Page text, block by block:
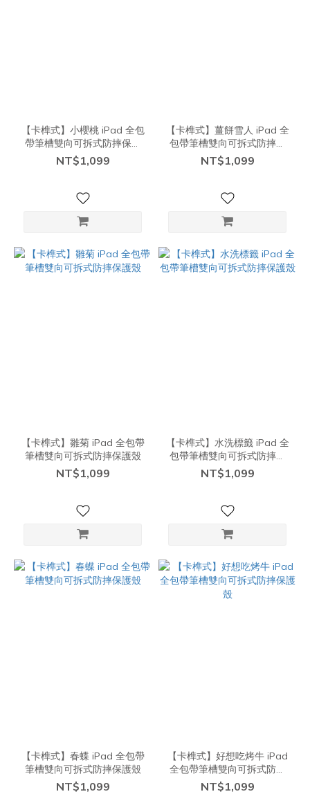
【卡榫式】小櫻桃 iPad 全包
帶筆槽雙向可拆式防摔保護
殼
NT$1,099
【卡榫式】薑餅雪人 iPad 全
包帶筆槽雙向可拆式防摔保
護殼
NT$1,099
【卡榫式】雛菊 iPad 全包帶
筆槽雙向可拆式防摔保護殼
NT$1,099
【卡榫式】水洗標籤 iPad 全
包帶筆槽雙向可拆式防摔保
護殼
NT$1,099
【卡榫式】春蝶 iPad 全包帶
筆槽雙向可拆式防摔保護殼
NT$1,099
【卡榫式】好想吃烤牛 iPad
全包帶筆槽雙向可拆式防摔
保護殼
NT$1,099